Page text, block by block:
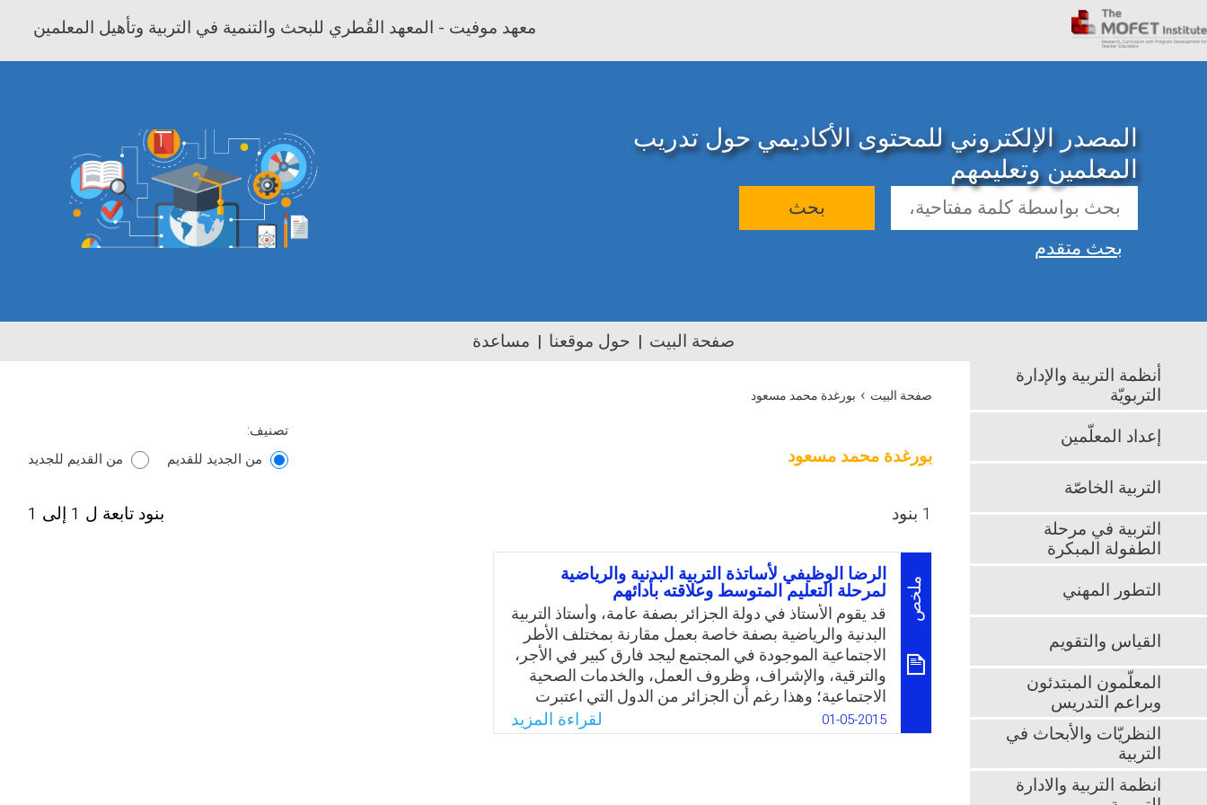
معهد موفيت - المعهد القُطري للبحث والتنمية في التربية وتأهيل المعلمين
المصدر الإلكتروني للمحتوى الأكاديمي حول تدريب
المعلمين وتعليمهم
بحث
بحث متقدم
صفحة البيت حول موقعنا مساعدة
صفحة البيت › بورغدة محمد مسعود
بورغدة محمد مسعود
تصنيف:
من الجديد للقديم
من القديم للجديد
1 بنود بنود تابعة ل 1 إلى 1
ملخص
الرضا الوظيفي لأساتذة التربية البدنية والرياضية
لمرحلة التعليم المتوسط وعلاقته بأدائهم
قد يقوم الأستاذ في دولة الجزائر بصفة عامة، وأستاذ التربية
البدنية والرياضية بصفة خاصة بعمل مقارنة بمختلف الأطر
الاجتماعية الموجودة في المجتمع ليجد فارق كبير في الأجر،
والترقية، والإشراف، وظروف العمل، والخدمات الصحية
الاجتماعية؛ وهذا رغم أن الجزائر من الدول التي اعتبرت
التعليم في دستور 1963 أساس التنمية والعنصر المحوري
لأي تغيير اقتصادي أو اجتماعي، وأن التربية البدنية
01-05-2015 لقراءة المزيد
أنظمة التربية والإدارة
التربويّة
إعداد المعلّمين
التربية الخاصّة
التربية في مرحلة
الطفولة المبكرة
التطور المهني
القياس والتقويم
المعلّمون المبتدئون
وبراعم التدريس
النظريّات والأبحاث في
التربية
انظمة التربية والادارة